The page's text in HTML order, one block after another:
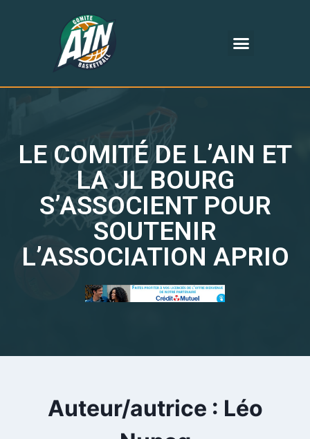
LE COMITÉ DE L’AIN ET
LA JL BOURG
S’ASSOCIENT POUR
SOUTENIR
L’ASSOCIATION APRIO
Auteur/autrice : Léo